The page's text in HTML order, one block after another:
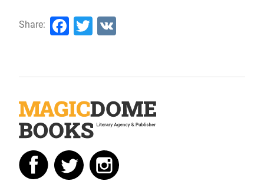
Share: Facebook
Twitter